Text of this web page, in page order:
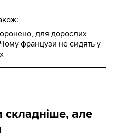
для дорослих
французи не сидять у
але